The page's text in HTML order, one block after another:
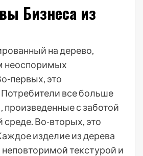
Бизнеса из
на дерево,
неоспоримых
первых, это
все больше
произведенные с заботой
Во-вторых, это
изделие из дерева
текстурой и